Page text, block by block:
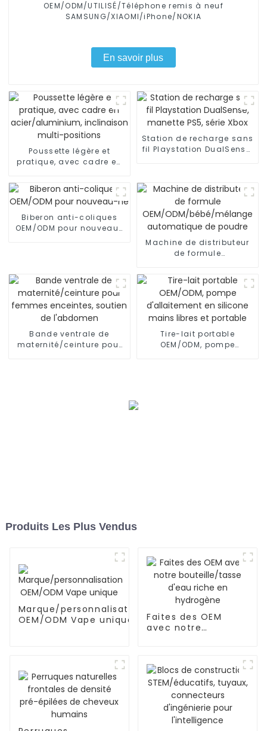
OEM/ODM/UTILISÉ/Téléphone remis à neuf
SAMSUNG/XIAOMI/iPhone/NOKIA
En savoir plus
Poussette légère et
pratique, avec cadre en
inclinaison multi-
positions
Station de recharge sans
fil Playstation DualSense,
Biberon anti-coliques
OEM/ODM pour nouveau-
Machine de distributeur
de formule
automatique de poudre
Bande ventrale de
maternité/ceinture pour
Tire-lait portable
OEM/ODM, pompe
Produits Les Plus Vendus
Marque/personnalisation
OEM/ODM Vape unique
Faites des OEM
avec notre